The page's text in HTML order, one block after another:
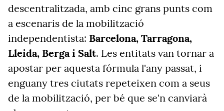
descentralitzada, amb cinc grans punts com
a escenaris de la mobilització
independentista: Barcelona, Tarragona,
Lleida, Berga i Salt. Les entitats van tornar a
apostar per aquesta fórmula l'any passat, i
enguany tres ciutats repeteixen com a seus
de la mobilització, per bé que se'n canviarà